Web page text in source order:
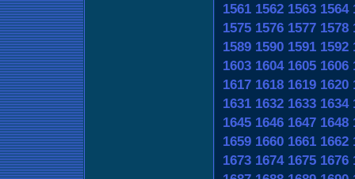
1561 1562 1563 1564
1575 1576 1577 1578
1589 1590 1591 1592
1603 1604 1605 1606
1617 1618 1619 1620
1631 1632 1633 1634
1645 1646 1647 1648
1659 1660 1661 1662
1673 1674 1675 1676